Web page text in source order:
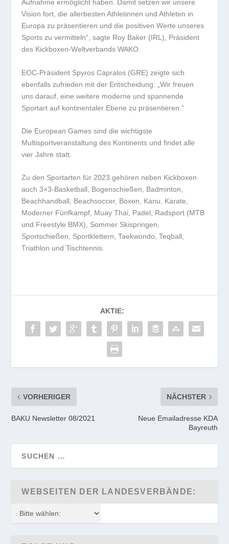
Aufnahme ermöglicht haben. Damit setzen wir unsere
Vision fort, die allerbesten Athletinnen und Athleten in
Europa zu präsentieren und die positiven Werte unseres
Sports zu vermitteln“, sagte Roy Baker (IRL), Präsident
des Kickboxen-Weltverbands WAKO.
EOC-Präsident Spyros Capralos (GRE) zeigte sich
ebenfalls zufrieden mit der Entscheidung: „Wir freuen
uns darauf, eine weitere moderne und spannende
Sportart auf kontinentaler Ebene zu präsentieren.“
Die European Games sind die wichtigste
Multisportveranstaltung des Kontinents und findet alle
vier Jahre statt.
Zu den Sportarten für 2023 gehören neben Kickboxen
auch 3×3-Basketball, Bogenschießen, Badminton,
Beachhandball, Beachsoccer, Boxen, Kanu, Karate,
Moderner Fünfkampf, Muay Thai, Padel, Radsport (MTB
und Freestyle BMX), Sommer Skispringen,
Sportschießen, Sportklettern, Taekwondo, Teqball,
Triathlon und Tischtennis.
AKTIE:
VORHERIGER
BAKU Newsletter 08/2021
NÄCHSTER
Neue Emailadresse KDA
Bayreuth
WEBSEITEN DER LANDESVERBÄNDE: